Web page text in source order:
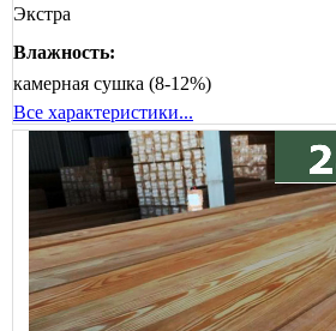
Экстра
Влажность:
камерная сушка (8-12%)
Все характеристики...